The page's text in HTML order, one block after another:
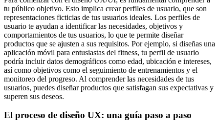
Web,
Móviles,
Estrategias
Digitales,
Estrategias
Publicitarias,
Alianzas,
Clientes,
Innovación,
Tecnología,
Noticias,
Artículos,
Gente,
Contenidos
tu público objetivo. Esto implica crear perfiles de usuario, que son
representaciones ficticias de tus usuarios ideales. Los perfiles de
usuario te ayudan a identificar las necesidades, objetivos y
comportamientos de tus usuarios, lo que te permite diseñar
productos que se ajusten a sus requisitos. Por ejemplo, si diseñas una
aplicación móvil para entusiastas del fitness, tu perfil de usuario
podría incluir datos demográficos como edad, ubicación e intereses,
así como objetivos como el seguimiento de entrenamientos y el
monitoreo del progreso. Al comprender las necesidades de tus
usuarios, puedes diseñar productos que satisfagan sus expectativas y
superen sus deseos.
El proceso de diseño UX: una guía paso a paso